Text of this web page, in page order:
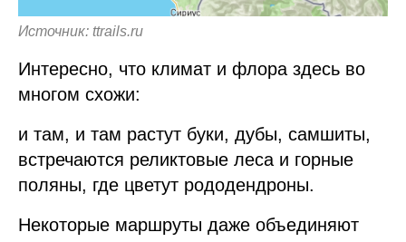
Источник: ttrails.ru
Интересно, что климат и флора здесь во
многом схожи:
и там, и там растут буки, дубы, самшиты,
встречаются реликтовые леса и горные
поляны, где цветут рододендроны.
Некоторые маршруты даже объединяют